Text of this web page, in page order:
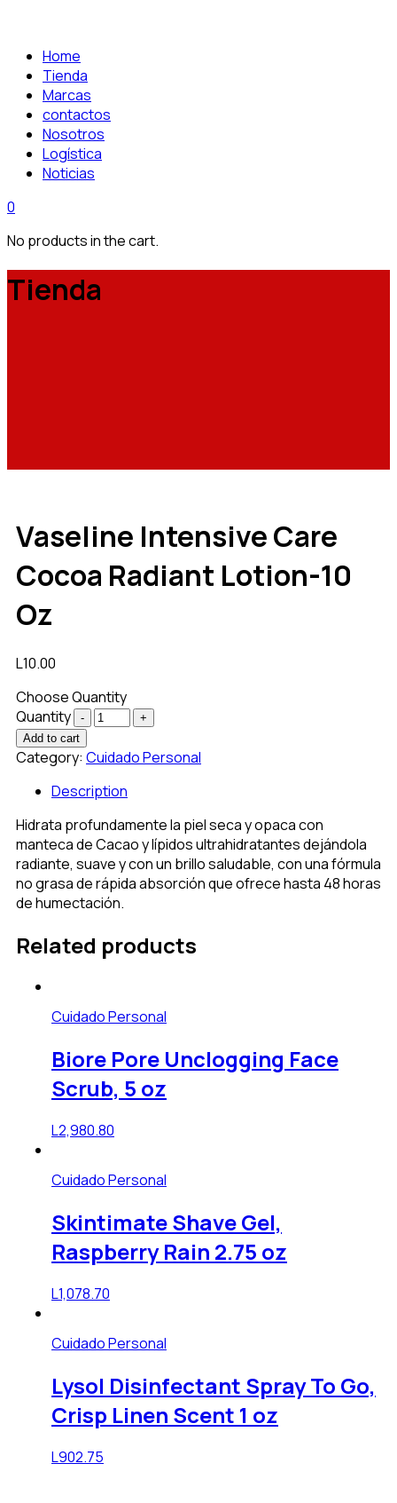
Home
Tienda
Marcas
contactos
Nosotros
Logística
Noticias
0
No products in the cart.
Tienda
Vaseline Intensive Care
Cocoa Radiant Lotion-10
Oz
L10.00
Choose Quantity
Quantity
Add to cart
Category: Cuidado Personal
Description
Hidrata profundamente la piel seca y opaca con
manteca de Cacao y lípidos ultrahidratantes dejándola
radiante, suave y con un brillo saludable, con una fórmula
no grasa de rápida absorción que ofrece hasta 48 horas
de humectación.
Related products
Cuidado Personal
Biore Pore Unclogging Face
Scrub, 5 oz
L2,980.80
Cuidado Personal
Skintimate Shave Gel,
Raspberry Rain 2.75 oz
L1,078.70
Cuidado Personal
Lysol Disinfectant Spray To Go,
Crisp Linen Scent 1 oz
L902.75